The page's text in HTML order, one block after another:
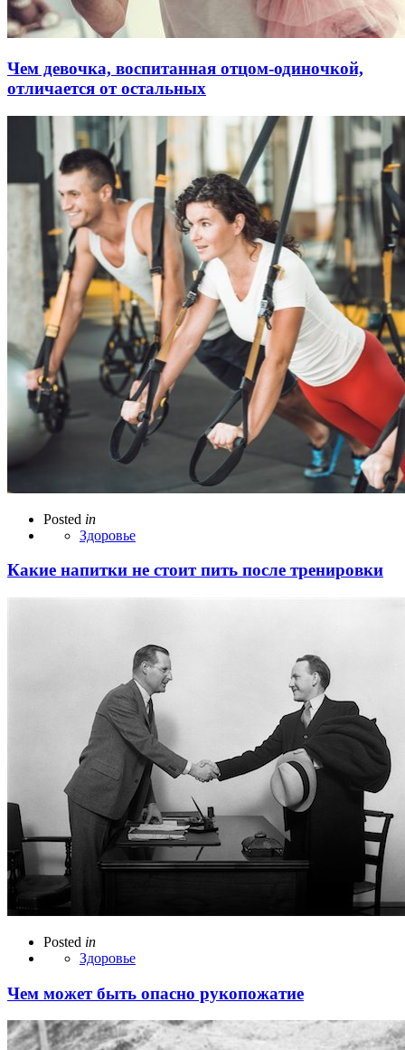
Чем девочка, воспитанная отцом-одиночкой,
отличается от остальных
Posted in
Здоровье
Какие напитки не стоит пить после тренировки
Posted in
Здоровье
Чем может быть опасно рукопожатие